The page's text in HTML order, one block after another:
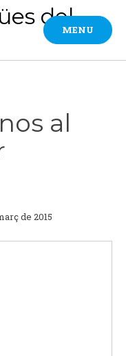
delMENU
al
de 2015